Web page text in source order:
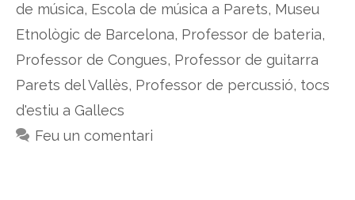
de música, Escola de música a Parets, Museu
Etnològic de Barcelona, Professor de bateria,
Professor de Congues, Professor de guitarra
Parets del Vallès, Professor de percussió, tocs
d'estiu a Gallecs
Feu un comentari